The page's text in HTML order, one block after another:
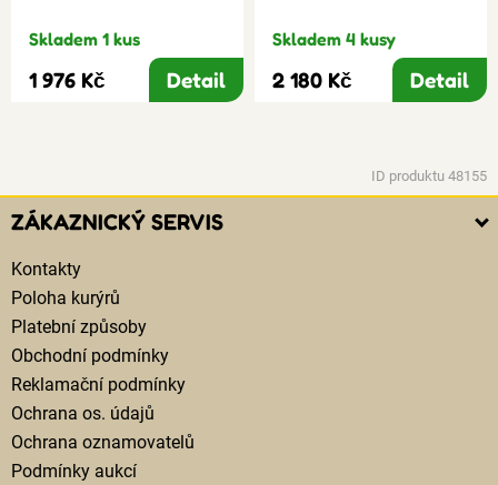
Skladem 1 kus
1 976 Kč Detail
Skladem 4 kusy
2 180 Kč Detail
ID produktu 48155
ZÁKAZNICKÝ SERVIS
Kontakty
Poloha kurýrů
Platební způsoby
Obchodní podmínky
Reklamační podmínky
Ochrana os. údajů
Ochrana oznamovatelů
Podmínky aukcí